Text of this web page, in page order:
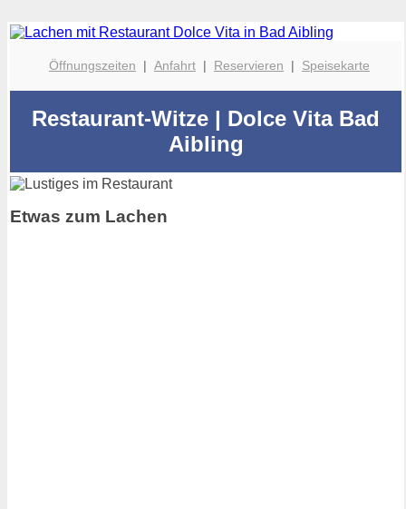
Öffnungszeiten | Anfahrt | Reservieren | Speisekarte
Restaurant-Witze | Dolce Vita Bad
Aibling
Etwas zum Lachen